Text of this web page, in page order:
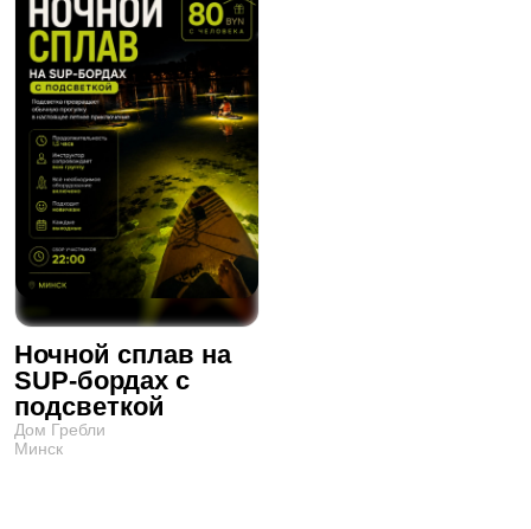
Ночной сплав на
SUP-бордах с
подсветкой
Дом Гребли
Минск